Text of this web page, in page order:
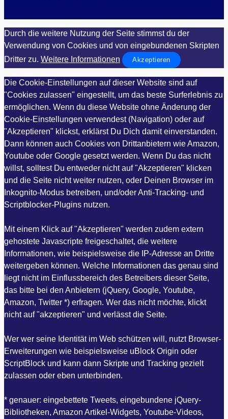
Durch die weitere Nutzung der Seite stimmst du der
Verwendung von Cookies und von eingebundenen Skripten
Dritter zu. Weitere Informationen Akzeptieren
Die Cookie-Einstellungen auf dieser Website sind auf
"Cookies zulassen" eingestellt, um das beste Surferlebnis zu
ermöglichen. Wenn du diese Website ohne Änderung der
Cookie-Einstellungen verwendest (Navigation) oder auf
"Akzeptieren" klickst, erklärst Du Dich damit einverstanden.
Dann können auch Cookies von Drittanbietern wie Amazon,
Youtube oder Google gesetzt werden. Wenn Du das nicht
willst, solltest Du entweder nicht auf "Akzeptieren" klicken
und die Seite nicht weiter nutzen, oder Deinen Browser im
Inkognito-Modus betreiben, und/oder Anti-Tracking- und
Scriptblocker-Plugins nutzen.
Mit einem Klick auf "Akzeptieren" werden zudem extern
gehostete Javascripte freigeschaltet, die weitere
Informationen, wie beispielsweise die IP-Adresse an Dritte
weitergeben können. Welche Informationen das genau sind
liegt nicht im Einflussbereich des Betreibers dieser Seite,
das bitte bei den Anbietern (jQuery, Google, Youtube,
Amazon, Twitter *) erfragen. Wer das nicht möchte, klickt
nicht auf "akzeptieren" und verlässt die Seite.
Wer wer seine Identität im Web schützen will, nutzt Browser-
Erweiterungen wie beispielsweise uBlock Origin oder
ScriptBlock und kann dann Skripte und Tracking gezielt
zulassen oder eben unterbinden.
* genauer: eingebettete Tweets, eingebundene jQuery-
Bibliotheken, Amazon Artikel-Widgets, Youtube-Videos,